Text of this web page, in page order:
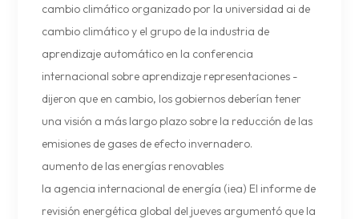
cambio climático organizado por la universidad ai de
cambio climático y el grupo de la industria de
aprendizaje automático en la conferencia
internacional sobre aprendizaje representaciones -
dijeron que en cambio, los gobiernos deberían tener
una visión a más largo plazo sobre la reducción de las
emisiones de gases de efecto invernadero.
aumento de las energías renovables
la agencia internacional de energía (iea) El informe de
revisión energética global del jueves argumentó que la